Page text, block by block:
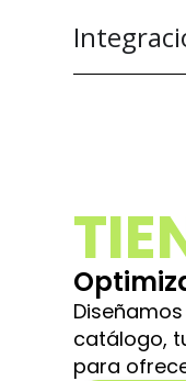
catálogo,
para